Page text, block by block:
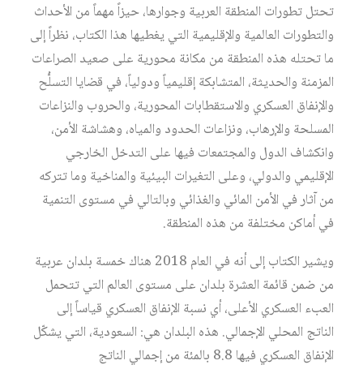
تحتل تطورات المنطقة العربية وجوارها، حيزاً مهماً من الأحداث
والتطورات العالمية والإقليمية التي يغطيها هذا الكتاب، نظراً إلى
ما تحتله هذه المنطقة من مكانة محورية على صعيد الصراعات
المزمنة والحديثة، المتشابكة إقليمياً ودولياً، في قضايا التسلُّح
والإنفاق العسكري والاستقطابات المحورية، والحروب والنزاعات
المسلحة والإرهاب، ونزاعات الحدود والمياه، وهشاشة الأمن،
وانكشاف الدول والمجتمعات فيها على التدخل الخارجي
الإقليمي والدولي، وعلى التغيرات البيئية والمناخية وما تتركه
من آثار في الأمن المائي والغذائي وبالتالي في مستوى التنمية
في أماكن مختلفة من هذه المنطقة.
ويشير الكتاب إلى أنه في العام 2018 هناك خمسة بلدان عربية
من ضمن قائمة العشرة بلدان على مستوى العالم التي تتحمل
العبء العسكري الأعلى، أي نسبة الإنفاق العسكري قياساً إلى
الناتج المحلي الإجمالي. هذه البلدان هي: السعودية، التي يشكّل
الإنفاق العسكري فيها 8.8 بالمئة من إجمالي الناتج